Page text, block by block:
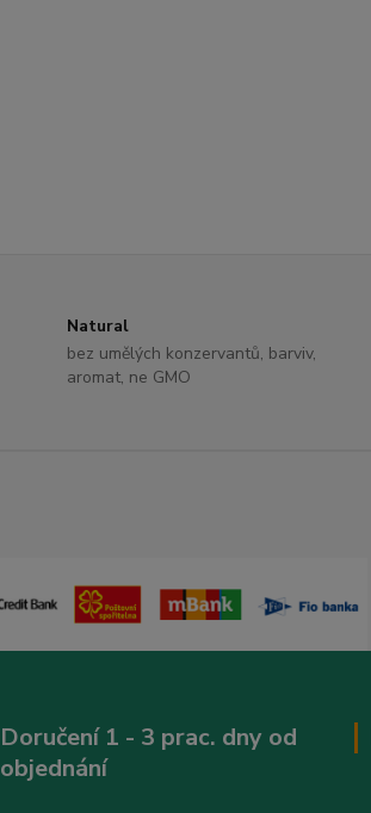
Natural
bez umělých konzervantů, barviv,
aromat, ne GMO
Doručení 1 - 3 prac. dny od
objednání